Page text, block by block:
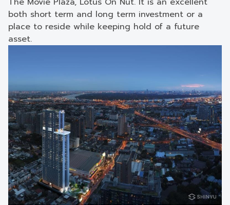
both short term and long term investment or a
place to reside while keeping hold of a future
asset.